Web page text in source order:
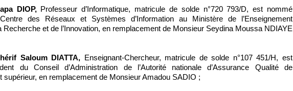
DIOP, Professeur d’Informatique, matricule de solde n°720 793/D, est nommé
des Réseaux et Systèmes d’Information au Ministère de l’Enseignement
Recherche et de l’Innovation, en remplacement de Monsieur Seydina Moussa NDIAYE
Saloum DIATTA, Enseignant-Chercheur, matricule de solde n°107 451/H, est
du Conseil d’Administration de l’Autorité nationale d’Assurance Qualité de
supérieur, en remplacement de Monsieur Amadou SADIO ;